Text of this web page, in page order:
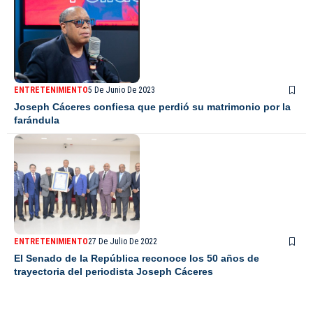
ENTRETENIMIENTO5 De Junio De 2023
Joseph Cáceres confiesa que perdió su matrimonio por la
farándula
ENTRETENIMIENTO27 De Julio De 2022
El Senado de la República reconoce los 50 años de
trayectoria del periodista Joseph Cáceres